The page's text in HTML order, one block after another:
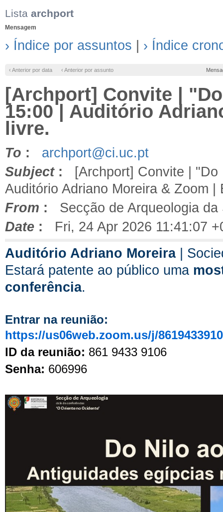
Lista archport
Mensagem
› Índice por assuntos › Índice
‹ Anterior por data ‹ Anterior por assunto
[Archport] Convite |
15:00 | Auditório
livre.
To :
archport@ci.uc.pt
Subject: [Archport] Convite | "Do
Auditório Adriano Moreira & Zoom |
From : Secção de Arqueologia da
Date : Fri, 24 Apr 2026 11:41:07
Auditório Adriano Moreira|
Estará patente ao público uma
conferência.
Entrar na reunião:
https://us06web.zoom.us/j/
ID da reunião: 861 9433 9106
Senha: 606996